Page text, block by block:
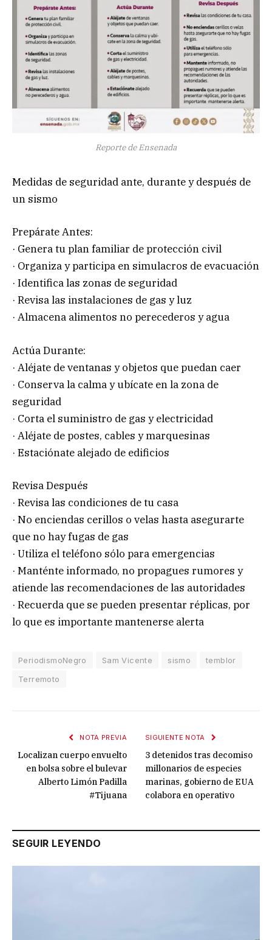
Reporte de Ensenada
Medidas de seguridad ante, durante y después de
un sismo
Prepárate Antes:
· Genera tu plan familiar de protección civil
· Organiza y participa en simulacros de evacuación
· Identifica las zonas de seguridad
· Revisa las instalaciones de gas y luz
· Almacena alimentos no perecederos y agua
Actúa Durante:
· Aléjate de ventanas y objetos que puedan caer
· Conserva la calma y ubícate en la zona de
seguridad
· Corta el suministro de gas y electricidad
· Aléjate de postes, cables y marquesinas
· Estaciónate alejado de edificios
Revisa Después
· Revisa las condiciones de tu casa
· No enciendas cerillos o velas hasta asegurarte
que no hay fugas de gas
· Utiliza el teléfono sólo para emergencias
· Manténte informado, no propagues rumores y
atiende las recomendaciones de las autoridades
· Recuerda que se pueden presentar réplicas, por
lo que es importante mantenerse alerta
PeriodismoNegro Sam Vicente sismo
temblor
Terremoto
NOTA PREVIA
Localizan cuerpo envuelto
en bolsa sobre el bulevar
Alberto Limón Padilla
#Tijuana
SIGUIENTE NOTA
3 detenidos tras decomiso
millonarios de especies
marinas, gobierno de EUA
colabora en operativo
SEGUIR LEYENDO